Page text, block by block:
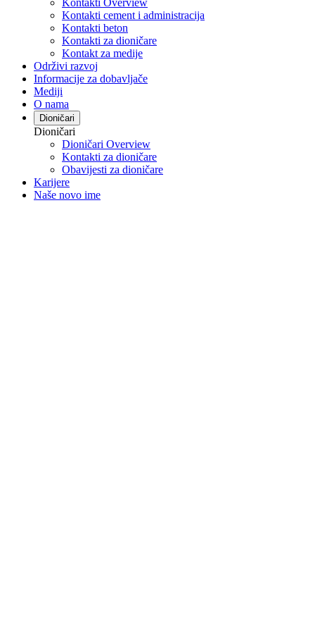
Kontakti cement i administracija
Kontakti beton
Kontakti za dioničare
Kontakt za medije
Održivi razvoj
Informacije za dobavljače
Mediji
O nama
Dioničari
Dioničari
Dioničari Overview
Kontakti za dioničare
Obavijesti za dioničare
Karijere
Naše novo ime